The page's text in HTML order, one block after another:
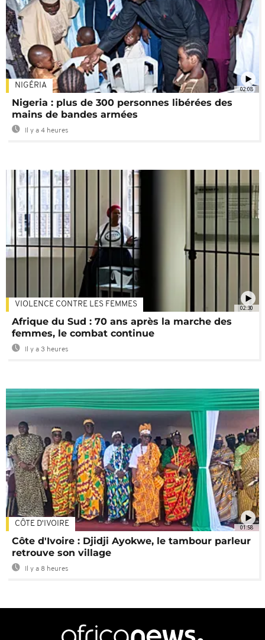
02:08
NIGÉRIA
Nigeria : plus de 300 personnes libérées des
mains de bandes armées
Il y a 4 heures
02:30
VIOLENCE CONTRE LES FEMMES
Afrique du Sud : 70 ans après la marche des
femmes, le combat continue
Il y a 3 heures
01:58
CÔTE D'IVOIRE
Côte d'Ivoire : Djidji Ayokwe, le tambour parleur
retrouve son village
Il y a 8 heures